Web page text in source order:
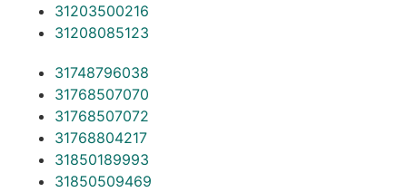
31203500216
31208085123
31748796038
31768507070
31768507072
31768804217
31850189993
31850509469